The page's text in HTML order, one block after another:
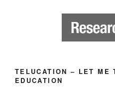
TELUCATION – LET ME
EDUCATION